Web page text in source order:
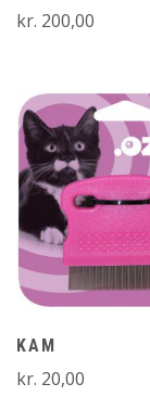
kr. 200,00
KAM
kr. 20,00